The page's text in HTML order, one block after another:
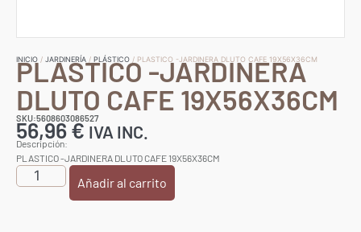
INICIO / JARDINERÍA / PLÁSTICO / PLASTICO -JARDINERA DLUTO CAFE 19X56X36CM
PLASTICO -JARDINERA
DLUTO CAFE 19X56X36CM
SKU:5608603086527
56,96€ IVA INC.
Descripción:
PLASTICO -JARDINERA DLUTO CAFE 19X56X36CM
Añadir al carrito